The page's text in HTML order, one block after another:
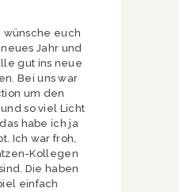
wünsche euch
Jahr und
gut ins neue
Bei uns war
um den
so viel Licht
habe ich ja
Ich war froh,
Kollegen
Die haben
einfach